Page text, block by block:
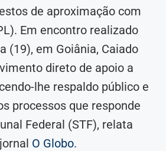
de aproximação com
Em encontro realizado
(19), em Goiânia, Caiado
direto de apoio a
lhe respaldo público e
processos que responde
Federal (STF), relata
O Globo.